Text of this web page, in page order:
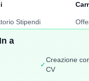
a
✓
Creazione
CV
Stipendi
Ruoli